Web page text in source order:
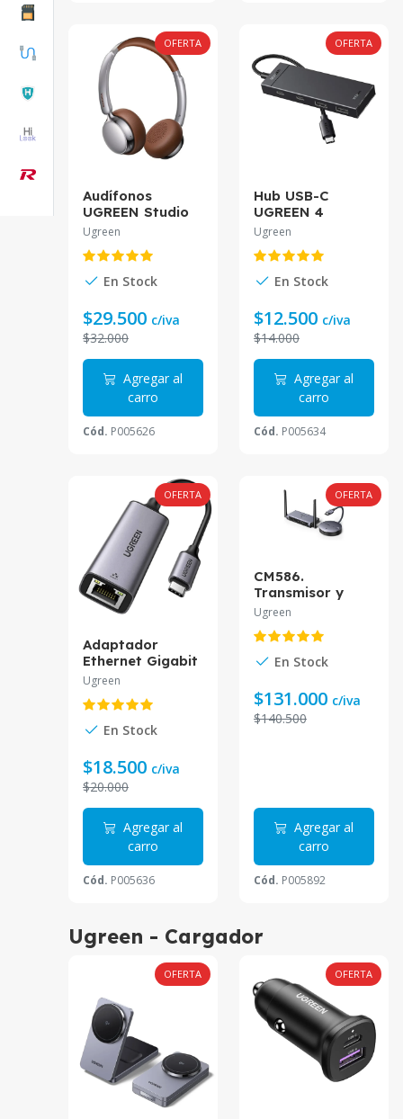
OFERTA
Audífonos
UGREEN Studio
Plus BT 6.0 ANC
Ugreen
En Stock
$29.500 c/iva
$32.000
Agregar al
carro
Cód. P005626
OFERTA
Hub USB-C
UGREEN 4
Puertos 2xUSB-C
Ugreen
En Stock
$12.500 c/iva
$14.000
Agregar al
carro
Cód. P005634
OFERTA
Adaptador
Ethernet Gigabit
USB-C 3.1
UGREEN CM483
Ugreen
En Stock
$18.500 c/iva
$20.000
Agregar al
carro
Cód. P005636
OFERTA
CM586.
Transmisor y
Receptor
HDMI UGREEN
50 Mts.
Ugreen
En Stock
$131.000 c/iva
$140.500
Agregar al
carro
Cód. P005892
Ugreen - Cargador
OFERTA OFERTA